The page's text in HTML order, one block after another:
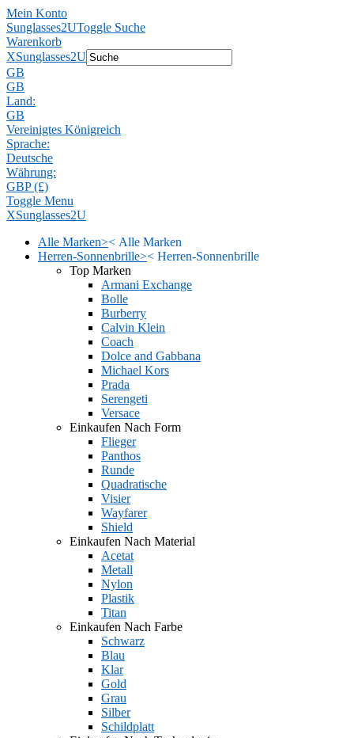
Mein Konto
Sunglasses2UToggle Suche
Warenkorb
XSunglasses2U
GB
GB
Land:
GB
Vereinigtes Königreich
Sprache:
Deutsche
Währung:
GBP (£)
Toggle Menu
XSunglasses2U
Alle Marken>< Alle Marken
Herren-Sonnenbrille>< Herren-Sonnenbrille
Top Marken
Armani Exchange
Bolle
Burberry
Calvin Klein
Coach
Dolce and Gabbana
Michael Kors
Prada
Serengeti
Versace
Einkaufen Nach Form
Flieger
Panthos
Runde
Quadratische
Visier
Wayfarer
Shield
Einkaufen Nach Material
Acetat
Metall
Nylon
Plastik
Titan
Einkaufen Nach Farbe
Schwarz
Blau
Klar
Gold
Grau
Silber
Schildplatt